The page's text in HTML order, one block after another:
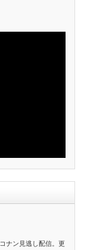
ナン見逃し配信。更